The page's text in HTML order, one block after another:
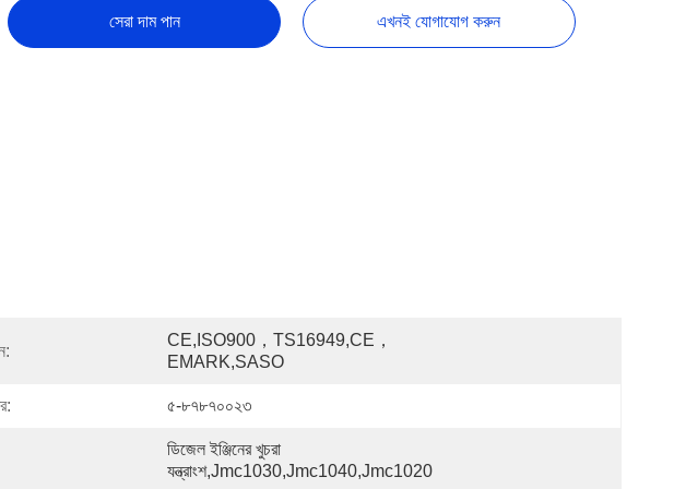
সেরা দাম পান এখনই যোগাযোগ করুন
CE,ISO900，TS16949,CE，
EMARK,SASO
৫-৮৭৮৭০০২৩
ডিজেল ইঞ্জিনের খুচরা
যন্ত্রাংশ,jmc1030,jmc1040,jmc1020